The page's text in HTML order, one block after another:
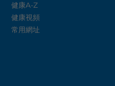
健康A-Z
健康視頻
常用網址